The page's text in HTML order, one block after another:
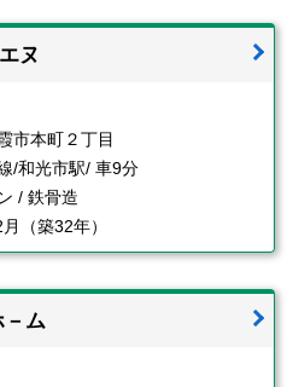
ヌ
市本町２丁目
/和光市駅/ 車9分
/ 鉄骨造
（築32年）
ム